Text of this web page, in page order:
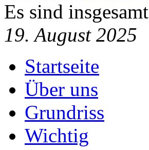
Es sind insgesamt
19. August 2025
Startseite
Über uns
Grundriss
Wichtig